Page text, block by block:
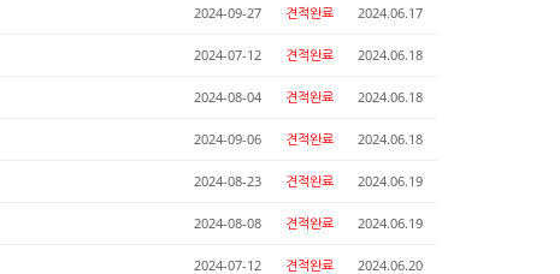
2024-09-27 견적완료 2024.06.17
2024-07-12 견적완료 2024.06.18
2024-08-04 견적완료 2024.06.18
2024-09-06 견적완료 2024.06.18
2024-08-23 견적완료 2024.06.19
2024-08-08 견적완료 2024.06.19
2024-07-12 견적완료 2024.06.20